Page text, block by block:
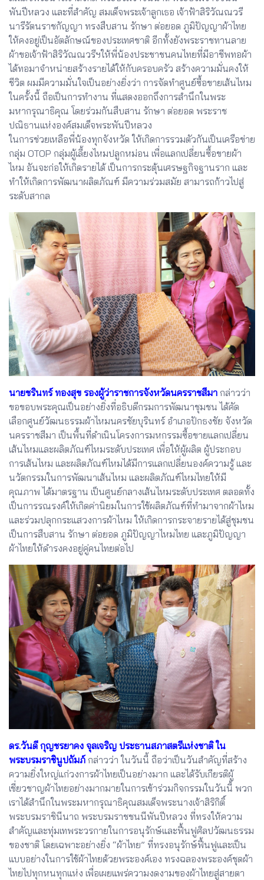
พันปีหลวง และที่สำคัญ สมเด็จพระเจ้าลูกเธอ เจ้าฟ้าสิริวัณณวรี
นารีรัตนราชกัญญา ทรงสืบสาน รักษา ต่อยอด ภูมิปัญญาผ้าไทย
ให้คงอยู่เป็นอัตลักษณ์ของประเทศชาติ อีกทั้งยังพระราชทานลาย
ผ้าขอเจ้าฟ้าสิริวัณณวรีฯให้พี่น้องประชาชนคนไทยที่มีอาชีพทอผ้า
ได้ทอมาจำหน่ายสร้างรายได้ให้กับครอบครัว สร้างความมั่นคงให้
ชีวิต ผมมีความมั่นใจเป็นอย่างยิ่งว่า การจัดทำศูนย์ซื้อขายเส้นไหม
ในครั้งนี้ ถือเป็นการทำงาน ที่แสดงออกถึงการสำนึกในพระ
มหากรุณาธิคุณ โดยร่วมกันสืบสาน รักษา ต่อยอด พระราช
ปณิธานแห่งองค์สมเด็จพระพันปีหลวง
ในการช่วยเหลือพี่น้องทุกจังหวัด ให้เกิดการรวมตัวกันเป็นเครือข่าย
กลุ่ม OTOP กลุ่มผู้เลี้ยงไหมปลูกหม่อน เพื่อแลกเปลี่ยนซื้อขายผ้า
ไหม อันจะก่อให้เกิดรายได้ เป็นการกระตุ้นเศรษฐกิจฐานราก และ
ทำให้เกิดการพัฒนาผลิตภัณฑ์ มีความร่วมสมัย สามารถก้าวไปสู่
ระดับสากล
นายชรินทร์ ทองสุข รองผู้ว่าราชการจังหวัดนครราชสีมา กล่าวว่า
ขอขอบพระคุณเป็นอย่างยิ่งที่อธิบดีกรมการพัฒนาชุมชน ได้คัด
เลือกศูนย์วัฒนธรรมผ้าไหมนครชัยบุรินทร์ อำเภอปักธงชัย จังหวัด
นครราชสีมา เป็นพื้นที่ดำเนินโครงการมหกรรมซื้อขายแลกเปลี่ยน
เส้นไหมและผลิตภัณฑ์ไหมระดับประเทศ เพื่อให้ผู้ผลิต ผู้ประกอบ
การเส้นไหม และผลิตภัณฑ์ไหมได้มีการแลกเปลี่ยนองค์ความรู้ และ
นวัตกรรมในการพัฒนาเส้นไหม และผลิตภัณฑ์ไหมไทยให้มี
คุณภาพ ได้มาตรฐาน เป็นศูนย์กลางเส้นไหมระดับประเทศ ตลอดทั้ง
เป็นการรณรงค์ให้เกิดค่านิยมในการใช้ผลิตภัณฑ์ที่ทำมาจากผ้าไหม
และร่วมปลุกกระแสวงการผ้าไหม ให้เกิดการกระจายรายได้สู่ชุมชน
เป็นการสืบสาน รักษา ต่อยอด ภูมิปัญญาไหมไทย และภูมิปัญญา
ผ้าไทยให้ดำรงคงอยู่คู่คนไทยต่อไป
ดร.วันดี กุญชรยาคง จุลเจริญ ประธานสภาสตรีแห่งชาติ ใน
พระบรมราชินูปถัมภ์ กล่าวว่า ในวันนี้ ถือว่าเป็นวันสำคัญที่สร้าง
ความยิ่งใหญ่แก่วงการผ้าไทยเป็นอย่างมาก และได้รับเกียรติผู้
เชี่ยวชาญผ้าไทยอย่างมากมายในการเข้าร่วมกิจกรรมในวันนี้ พวก
เราได้สำนึกในพระมหากรุณาธิคุณสมเด็จพระนางเจ้าสิริกิติ์
พระบรมราชินีนาถ พระบรมราชชนนีพันปีหลวง ที่ทรงให้ความ
สำคัญและทุ่มเทพระวรกายในการอนุรักษ์และฟื้นฟูศิลปวัฒนธรรม
ของชาติ โดยเฉพาะอย่างยิ่ง “ผ้าไทย” ที่ทรงอนุรักษ์ฟื้นฟูและเป็น
แบบอย่างในการใช้ผ้าไทยด้วยพระองค์เอง ทรงฉลองพระองค์ชุดผ้า
ไทยไปทุกหนทุกแห่ง เพื่อเผยแพร่ความงดงามของผ้าไทยสู่สายตา